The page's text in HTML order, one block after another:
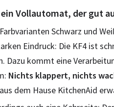
Vollautomat, der gut
Schwarz und
Eindruck: Die KF4 ist
Dazu kommt eine
Nichts klappert, nichts
dem Hause KitchenAid